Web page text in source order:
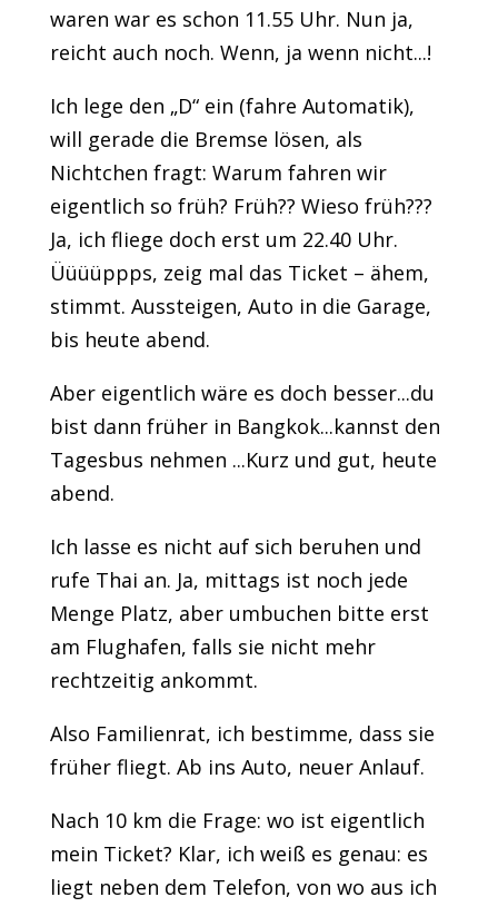
waren war es schon 11.55 Uhr. Nun ja,
reicht auch noch. Wenn, ja wenn nicht...!
Ich lege den „D“ ein (fahre Automatik),
will gerade die Bremse lösen, als
Nichtchen fragt: Warum fahren wir
eigentlich so früh? Früh?? Wieso früh???
Ja, ich fliege doch erst um 22.40 Uhr.
Üüüüppps, zeig mal das Ticket – ähem,
stimmt. Aussteigen, Auto in die Garage,
bis heute abend.
Aber eigentlich wäre es doch besser...du
bist dann früher in Bangkok...kannst den
Tagesbus nehmen ...Kurz und gut, heute
abend.
Ich lasse es nicht auf sich beruhen und
rufe Thai an. Ja, mittags ist noch jede
Menge Platz, aber umbuchen bitte erst
am Flughafen, falls sie nicht mehr
rechtzeitig ankommt.
Also Familienrat, ich bestimme, dass sie
früher fliegt. Ab ins Auto, neuer Anlauf.
Nach 10 km die Frage: wo ist eigentlich
mein Ticket? Klar, ich weiß es genau: es
liegt neben dem Telefon, von wo aus ich